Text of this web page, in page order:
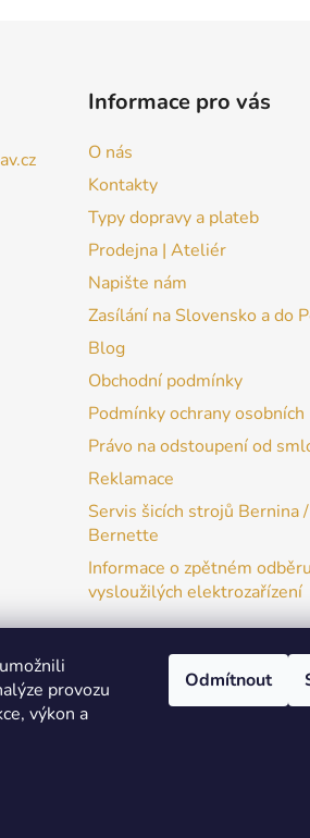
provozu
výkon a
Odmítnout
Informace pro vás
O nás
Kontakty
Typy dopravy a plateb
Prodejna | Ateliér
Napište nám
Zasílání na Slovensko a do
Blog
Obchodní podmínky
Podmínky ochrany osobních
Právo na odstoupení od
Reklamace
Servis šicích strojů Bernina /
Bernette
Informace o zpětném
vysloužilých elektrozařízení
patchwork-aja.cz